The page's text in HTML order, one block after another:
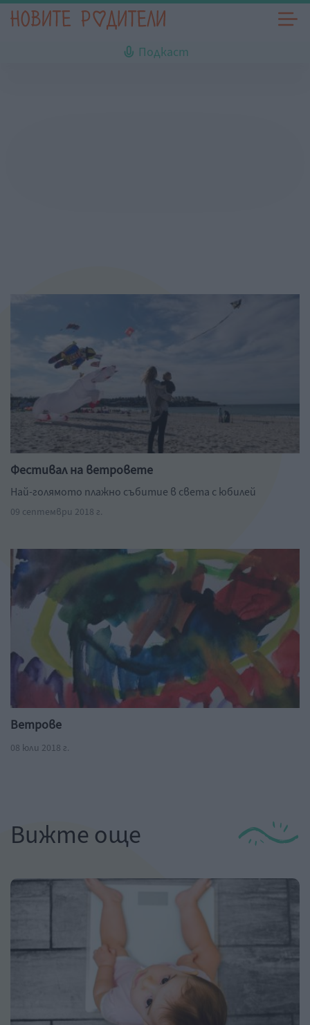
Подкаст
Фестивал на ветровете
Най-голямото плажно събитие в света с юбилей
09 септември 2018 г.
Ветрове
08 юли 2018 г.
Вижте още